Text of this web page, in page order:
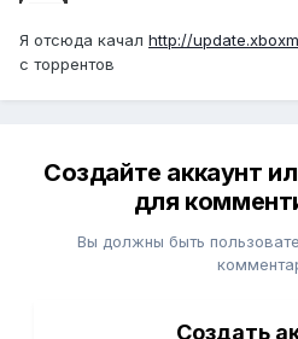
Я отсюда качал http://
с торрентов
Создайте аккаунт
для
Вы должны быть
Создать